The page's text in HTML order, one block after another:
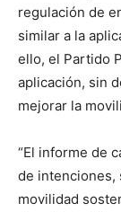
regulación de
similar a la
ello, el Partido
aplicación, sin
mejorar la
“El informe de
de intenciones,
movilidad